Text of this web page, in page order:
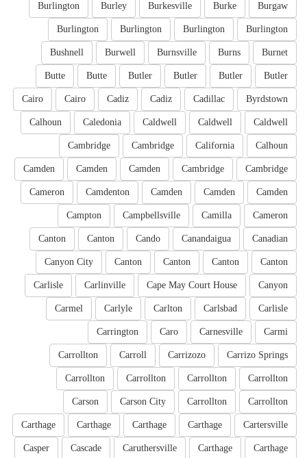
Burgaw
Burke
Burkesville
Burley
Burlington
Burlington
Burlington
Burlington
Burlington
Burnet
Burns
Burnsville
Burwell
Bushnell
Butler
Butler
Butler
Butler
Butte
Butte
Byrdstown
Cadillac
Cadiz
Cadiz
Cairo
Cairo
Caldwell
Caldwell
Caldwell
Caledonia
Calhoun
Calhoun
California
Cambridge
Cambridge
Cambridge
Cambridge
Camden
Camden
Camden
Camden
Camden
Camden
Camdenton
Cameron
Cameron
Camilla
Campbellsville
Campton
Canadian
Canandaigua
Cando
Canton
Canton
Canton
Canton
Canton
Canton
Canyon City
Canyon
Cape May Court House
Carlinville
Carlisle
Carlisle
Carlsbad
Carlton
Carlyle
Carmel
Carmi
Carnesville
Caro
Carrington
Carrizo Springs
Carrizozo
Carroll
Carrollton
Carrollton
Carrollton
Carrollton
Carrollton
Carrollton
Carrollton
Carson City
Carson
Cartersville
Carthage
Carthage
Carthage
Carthage
Carthage
Carthage
Caruthersville
Cascade
Casper